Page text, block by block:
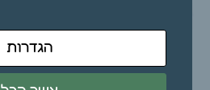
ערכת 19 כוסות רוח
הגדרות